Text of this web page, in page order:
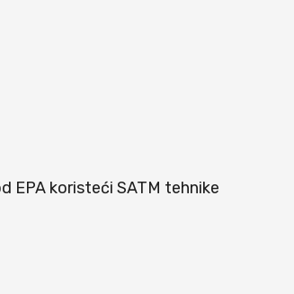
EPA koristeći SATM tehnike